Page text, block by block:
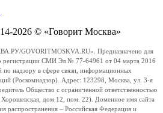
2026 © «Говорит Москва»
GOVORITMOSKVA.RU». Предназначено для
о регистрации СМИ Эл № 77-64961 от 04 марта 2016
надзору в сфере связи, информационных
(Роскомнадзор). Адрес: 123298, Москва, ул. 3-я
Общество с ограниченной ответственностью
дом 12, пом. 22). Доменное имя сайта
распространения – Российская Федерация и